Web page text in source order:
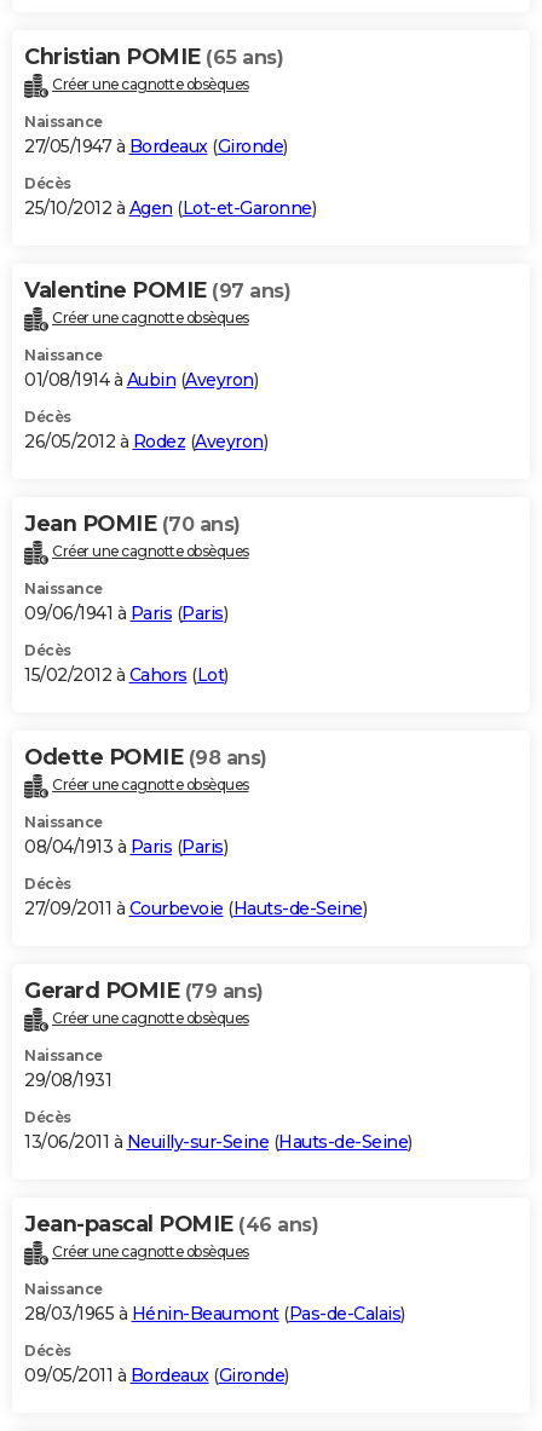
Christian POMIE (65 ans)
Créer une cagnotte obsèques
Naissance
27/05/1947 à Bordeaux(Gironde)
Décès
25/10/2012 à Agen (Lot-et-Garonne)
Valentine POMIE (97 ans)
Créer une cagnotte obsèques
Naissance
01/08/1914 à Aubin (Aveyron)
Décès
26/05/2012 à Rodez (Aveyron)
Jean POMIE (70 ans)
Créer une cagnotte obsèques
Naissance
09/06/1941 à Paris (Paris)
Décès
15/02/2012 à Cahors (Lot)
Odette POMIE (98 ans)
Créer une cagnotte obsèques
Naissance
08/04/1913 à Paris (Paris)
Décès
27/09/2011 à Courbevoie (Hauts-de-Seine)
Gerard POMIE (79 ans)
Créer une cagnotte obsèques
Naissance
29/08/1931
Décès
13/06/2011 à Neuilly-sur-Seine (Hauts-de-Seine)
Jean-pascal POMIE (46 ans)
Créer une cagnotte obsèques
Naissance
28/03/1965 à Hénin-Beaumont(Pas-de-Calais)
Décès
09/05/2011 à Bordeaux(Gironde)